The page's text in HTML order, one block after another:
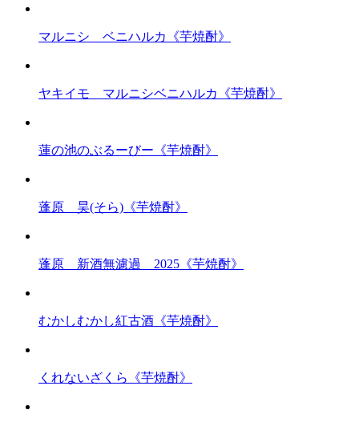
マルニシ ベニハルカ《芋焼酎》
ヤキイモ マルニシベニハルカ《芋焼酎》
蓮の池のぶるーびー《芋焼酎》
蓬原 昊(そら)《芋焼酎》
蓬原 新酒無濾過 2025《芋焼酎》
むかしむかし紅古酒《芋焼酎》
くれないざくら《芋焼酎》